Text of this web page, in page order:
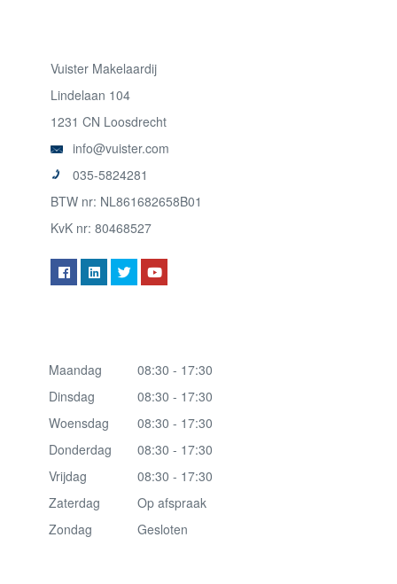
Vuister Makelaardij
Lindelaan 104
1231 CN Loosdrecht
info@vuister.com
035-5824281
BTW nr: NL861682658B01
KvK nr: 80468527
Maandag
08:30 - 17:30
Dinsdag
08:30 - 17:30
Woensdag
08:30 - 17:30
Donderdag
08:30 - 17:30
Vrijdag
08:30 - 17:30
Zaterdag
Op afspraak
Zondag
Gesloten